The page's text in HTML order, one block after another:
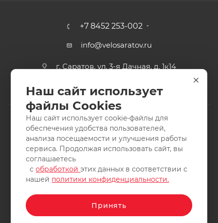
+7 8452 253-002
info@velosaratov.ru
г. Саратов, ул. 3-я Дачная, д. 1к14
2011-2026 © интернет-магазин спортивных товаров
ВелоСаратов. Не является публичной офертой. Все права
защищены. Заимствование материалов и фотографий
запрещено.
Наш сайт использует
файлы Cookies
Наш сайт использует cookie-файлы для
обеспечения удобства пользователей,
анализа посещаемости и улучшения работы
сервиса. Продолжая использовать сайт, вы
соглашаетесь
собработкойэтих данных в соответствии с
нашей политики конфиденциальности.
Принять